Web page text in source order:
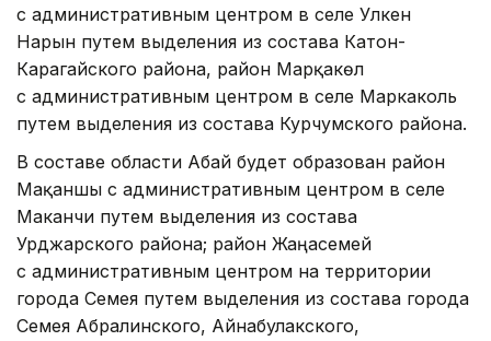
с административным центром в селе Улкен
Нарын путем выделения из состава Катон-
Карагайского района, район Марқакөл
с административным центром в селе Маркаколь
путем выделения из состава Курчумского района.
В составе области Абай будет образован район
Мақаншы с административным центром в селе
Маканчи путем выделения из состава
Урджарского района; район Жаңасемей
с административным центром на территории
города Семея путем выделения из состава города
Семея Абралинского, Айнабулакского,